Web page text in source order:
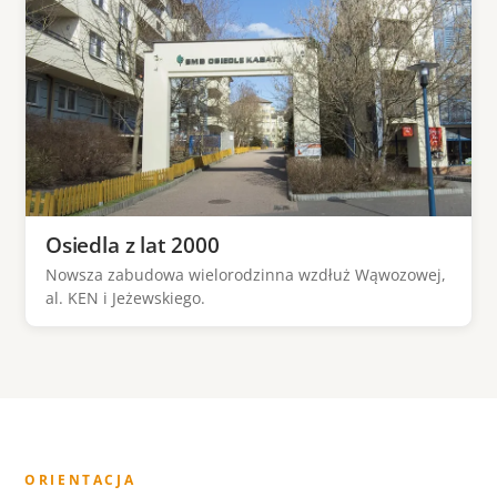
Osiedla z lat 2000
Nowsza zabudowa wielorodzinna wzdłuż Wąwozowej,
al. KEN i Jeżewskiego.
ORIENTACJA